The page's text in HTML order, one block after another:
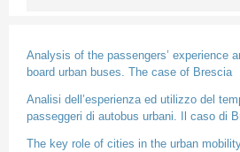
Analysis of the passengers’ experience
board urban buses. The case of Brescia
Analisi dell’esperienza ed utilizzo del
passeggeri di autobus urbani. Il caso di
The key role of cities in the urban